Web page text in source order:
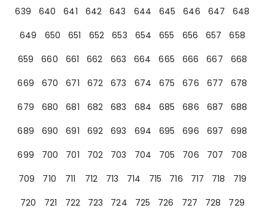
639
640 641 642 643 644 645 646 647
648
649
650 651 652 653 654 655 656 657
658
659
660 661 662 663 664 665 666 667
668
669
670 671 672 673 674 675 676 677
678
679
680 681 682 683 684 685 686 687
688
689
690 691 692 693 694 695 696 697
698
699
700 701 702 703 704 705 706 707
708
709
710 711 712 713 714 715 716 717 718
719
720
721 722 723 724 725 726 727 728
729